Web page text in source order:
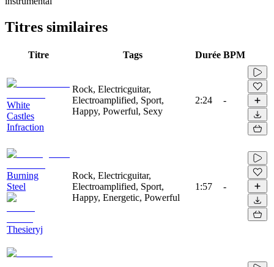
Titres similaires
Titre Tags Durée BPM
White
Castles
Infraction
Rock, Electricguitar,
Electroamplified, Sport,
Happy, Powerful, Sexy
2:24 -
Burning
Steel
Thesieryj
Rock, Electricguitar,
Electroamplified, Sport,
Happy, Energetic, Powerful
1:57 -